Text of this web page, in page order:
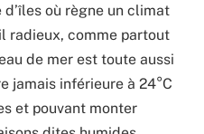
où règne un climat
radieux, comme partout
de mer est toute aussi
jamais inférieure à 24°C
et pouvant monter